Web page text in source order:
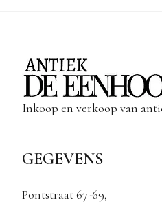
Inkoop en verkoop van
GEGEVENS
Pontstraat 67-69,